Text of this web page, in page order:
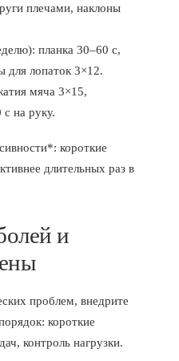
плечами, наклоны
планка 30–60 с,
для лопаток 3×12.
мяча 3×15,
с на руку.
короткие
длительных раз в
и
проблем, внедрите
короткие
контроль нагрузки.